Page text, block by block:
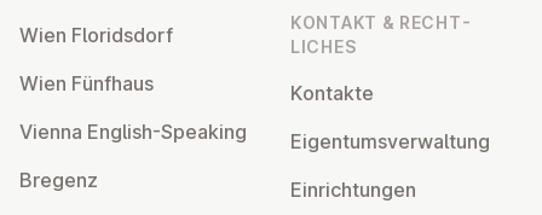
Wien Flor­idsdorf
Wien Fünfhaus
Vienna English-Speaking
Bregenz
KONTAKT & RECHT­
LICHES
Kontakte
Ei­gentums­ver­wal­tung
Ein­rich­tun­gen